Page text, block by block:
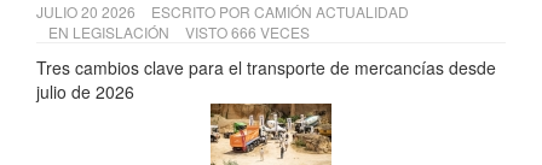
JULIO 20 2026 ESCRITO POR CAMIÓN ACTUALIDAD
EN LEGISLACIÓN VISTO 666 VECES
Tres cambios clave para el transporte de mercancías desde
julio de 2026